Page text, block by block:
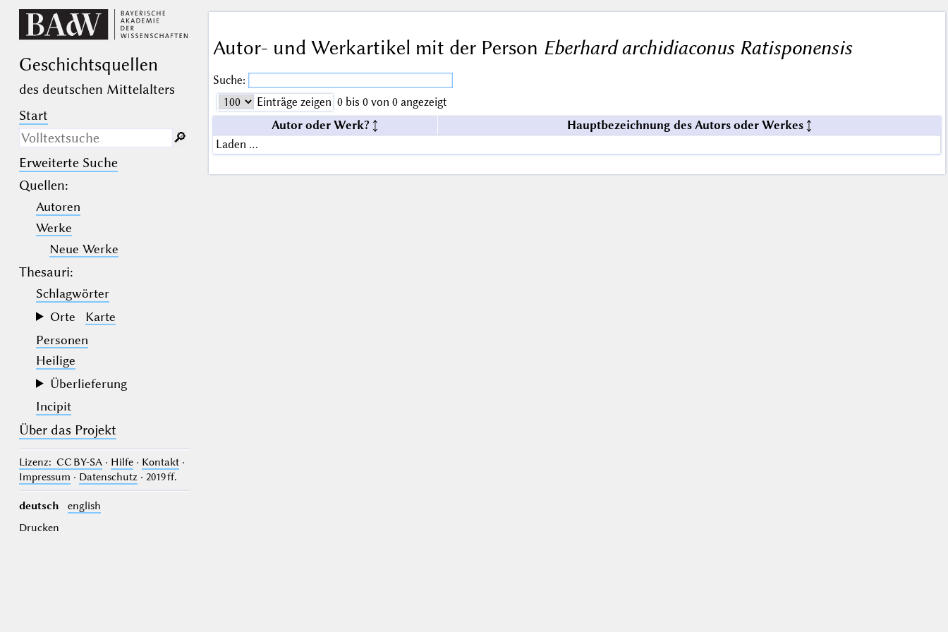
Geschichts­quellen
des deutschen Mittelalters
Start
Nur in Beschreibungs­texten
suchen
(der Unterstrich) ist Platzhalter für
genau ein Zeichen.
(das Prozentzeichen) ist Platzhalter
für kein, ein oder mehr als ein
Zeichen.
🔎︎
Erweiterte Suche
Quellen:
Autoren
Werke
Neue Werke
Thesauri:
Schlagwörter
Orte
Karte
Personen
Heilige
Überlieferung
Incipit
Über das Projekt
Lizenz: CC BY-SA· Hilfe· Kontakt·
Impressum · Datenschutz· 2019 ff.
deutsch
english
Drucken
Autor- und Werkartikel mit der Person Eberhard archidiaconus Ratisponensis
Suche:
Einträge zeigen 0 bis 0 von 0 angezeigt
Autor oder Werk?
Hauptbezeichnung des Autors oder Werkes
Laden …